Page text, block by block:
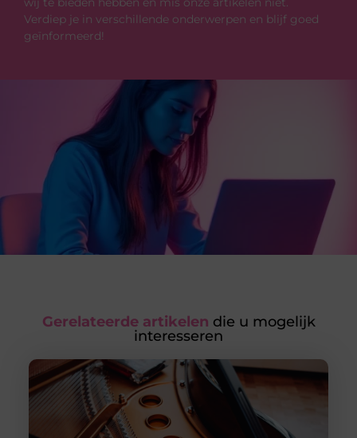
Verdiep je in verschillende onderwerpen en blijf goed
geïnformeerd!
Gerelateerde artikelen die u mogelijk
interesseren